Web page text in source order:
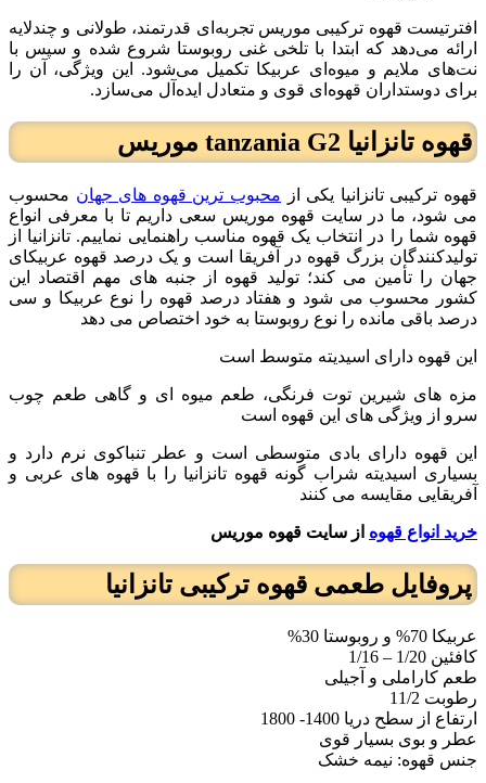
افترتیست قهوه ترکیبی موریس تجربه‌ای قدرتمند، طولانی و چندلایه
ارائه می‌دهد که ابتدا با تلخی غنی روبوستا شروع شده و سپس با
نت‌های ملایم و میوه‌ای عربیکا تکمیل می‌شود. این ویژگی، آن را
برای دوستداران قهوه‌ای قوی و متعادل ایده‌آل می‌سازد.
قهوه تانزانیا tanzania G2 موریس
قهوه ترکیبی تانزانیا یکی از محبوب ترین قهوه های جهان محسوب
می شود، ما در سایت قهوه موریس سعی داریم تا با معرفی انواع
قهوه شما را در انتخاب یک قهوه مناسب راهنمایی نماییم. تانزانیا از
تولیدکنندگان بزرگ قهوه در آفریقا است و یک درصد قهوه عربیکای
جهان را تأمین می کند؛ تولید قهوه از جنبه های مهم اقتصاد این
کشور محسوب می شود و هفتاد درصد قهوه را نوع عربیکا و سی
درصد باقی مانده را نوع روبوستا به خود اختصاص می دهد
این قهوه دارای اسیدیته متوسط است
مزه های شیرین توت فرنگی، طعم میوه ای و گاهی طعم چوب
سرو از ویژگی های این قهوه است
این قهوه دارای بادی متوسطی است و عطر تنباکوی نرم دارد و
بسیاری اسیدیته شراب گونه قهوه تانزانیا را با قهوه های عربی و
آفریقایی مقایسه می کنند
خرید انواع قهوه از سایت قهوه موریس
پروفایل طعمی قهوه ترکیبی تانزانیا
عربیکا 70% و روبوستا 30%
کافئین 1/20 – 1/16
طعم کاراملی و آجیلی
رطوبت 11/2
ارتفاع از سطح دریا 1400- 1800
عطر و بوی بسیار قوی
جنس قهوه: نیمه خشک